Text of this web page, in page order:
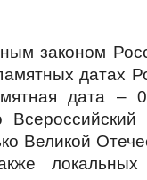
законом
датах
дата –
Великой